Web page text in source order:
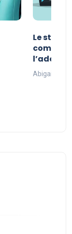
Le style
Abigail.G.30